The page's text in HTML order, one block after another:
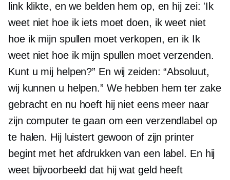
link klikte, en we belden hem op, en hij zei: 'Ik
weet niet hoe ik iets moet doen, ik weet niet
hoe ik mijn spullen moet verkopen, en ik Ik
weet niet hoe ik mijn spullen moet verzenden.
Kunt u mij helpen?” En wij zeiden: “Absoluut,
wij kunnen u helpen.” We hebben hem ter zake
gebracht en nu hoeft hij niet eens meer naar
zijn computer te gaan om een ​​verzendlabel op
te halen. Hij luistert gewoon of zijn printer
begint met het afdrukken van een label. En hij
weet bijvoorbeeld dat hij wat geld heeft